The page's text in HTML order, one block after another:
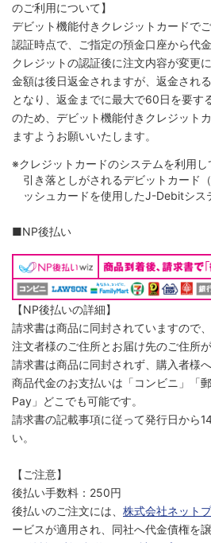
のご利用について】
デビット機能付きクレジットカードで
認証時点で、ご指定の預金口座から代
クレジットの認証後に注文内容が変更
金額は後日返金されますが、返金され
となり、返金までに最大で60日を要す
のため、デビット機能付きクレジット
ますようお願いいたします。
※クレジットカードのシステムを利用
引き落としがされるデビットカード
ッシュカードを使用したJ-Debitシス
■NP後払い
【NP後払いの詳細】
請求書は商品に同封されていますので
注文者様のご住所とお届け先のご住所が
請求書は商品に同封されず、購入者様
商品代金のお支払いは「コンビニ」「
Pay」どこでも可能です。
請求書の記載事項に従って発行日から
い。
【ご注意】
後払い手数料：250円
後払いのご注文には、 株式会社ネット
ービスが適用され、同社へ代金債権を譲